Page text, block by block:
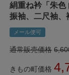
絹重ね衿「朱色
振袖、二尺袖、
メール便可
通常販売価格
きもの町価格